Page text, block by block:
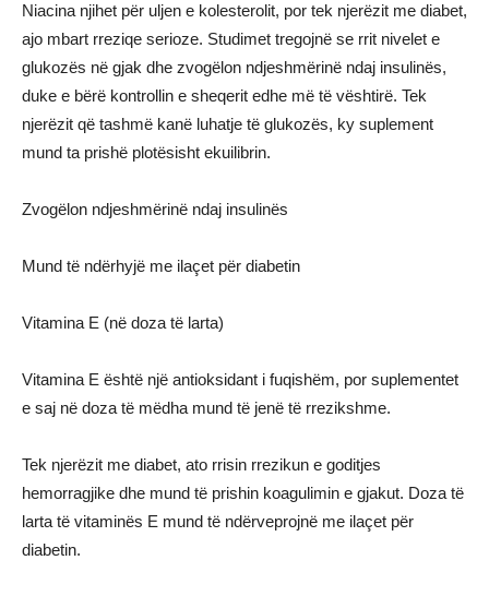
Niacina njihet për uljen e kolesterolit, por tek njerëzit me diabet,
ajo mbart rreziqe serioze. Studimet tregojnë se rrit nivelet e
glukozës në gjak dhe zvogëlon ndjeshmërinë ndaj insulinës,
duke e bërë kontrollin e sheqerit edhe më të vështirë. Tek
njerëzit që tashmë kanë luhatje të glukozës, ky suplement
mund ta prishë plotësisht ekuilibrin.
Zvogëlon ndjeshmërinë ndaj insulinës
Mund të ndërhyjë me ilaçet për diabetin
Vitamina E (në doza të larta)
Vitamina E është një antioksidant i fuqishëm, por suplementet
e saj në doza të mëdha mund të jenë të rrezikshme.
Tek njerëzit me diabet, ato rrisin rrezikun e goditjes
hemorragjike dhe mund të prishin koagulimin e gjakut. Doza të
larta të vitaminës E mund të ndërveprojnë me ilaçet për
diabetin.